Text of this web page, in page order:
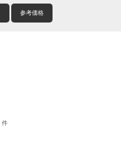
参考価格
件